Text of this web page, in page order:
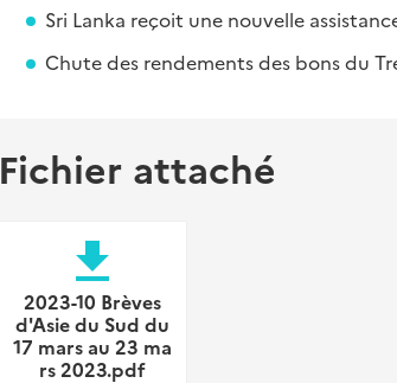
Sri Lanka reçoit une nouvelle
Chute des rendements des bons du
Fichier attaché
file_download
2023-10 Brèves
d'Asie du Sud du
17 mars au 23 ma
rs 2023.pdf